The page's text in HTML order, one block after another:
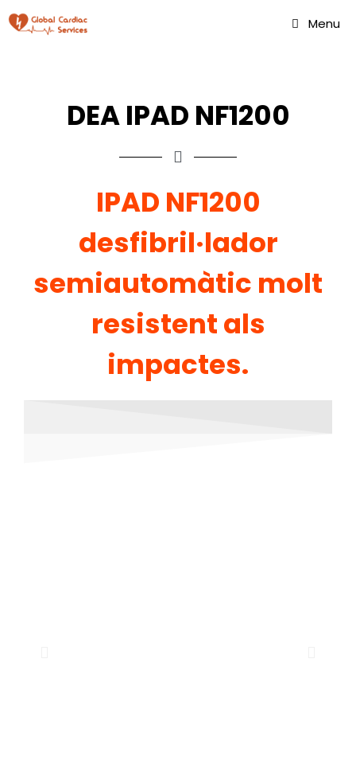
Menu
DEA IPAD NF1200
IPAD NF1200
desfibril·lador
semiautomàtic molt
resistent als
impactes.